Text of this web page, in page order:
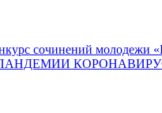
сочинений